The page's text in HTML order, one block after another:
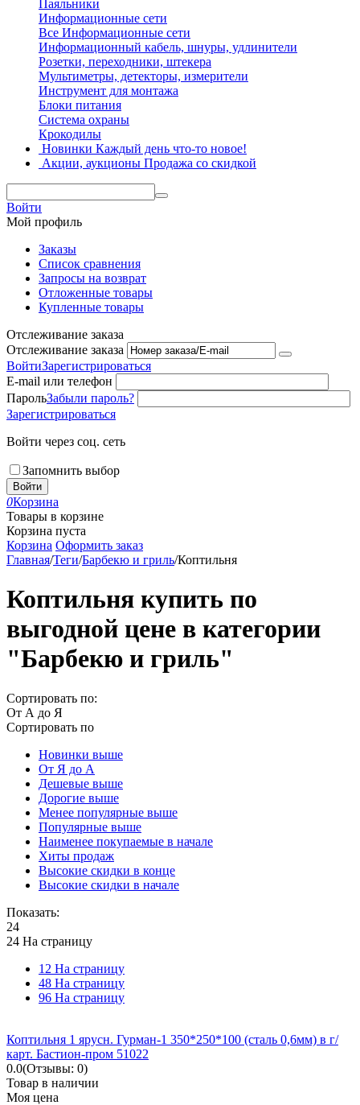
Паяльники
Информационные сети
Все Информационные сети
Информационный кабель, шнуры, удлинители
Розетки, переходники, штекера
Мультиметры, детекторы, измерители
Инструмент для монтажа
Блоки питания
Система охраны
Крокодилы
Новинки Каждый день что-то новое!
Акции, аукционы Продажа со скидкой
Войти
Мой профиль
Заказы
Список сравнения
Запросы на возврат
Отложенные товары
Купленные товары
Отслеживание заказа
Отслеживание заказа
ВойтиЗарегистрироваться
E-mail или телефон
ПарольЗабыли пароль?
Зарегистрироваться
Войти через соц. сеть
Запомнить выбор
Войти
0Корзина
Товары в корзине
Корзина пуста
Корзина Оформить заказ
Главная/Теги/Барбекю и гриль/Коптильня
Коптильня купить по
выгодной цене в категории
"Барбекю и гриль"
Сортировать по:
От А до Я
Сортировать по
Новинки выше
От Я до А
Дешевые выше
Дорогие выше
Менее популярные выше
Популярные выше
Наименее покупаемые в начале
Хиты продаж
Высокие скидки в конце
Высокие скидки в начале
Показать:
24
24 На страницу
12 На страницу
48 На страницу
96 На страницу
Коптильня 1 ярусн. Гурман-1 350*250*100 (сталь 0,6мм) в г/
карт. Бастион-пром 51022
0.0(Отзывы: 0)
Товар в наличии
Моя цена